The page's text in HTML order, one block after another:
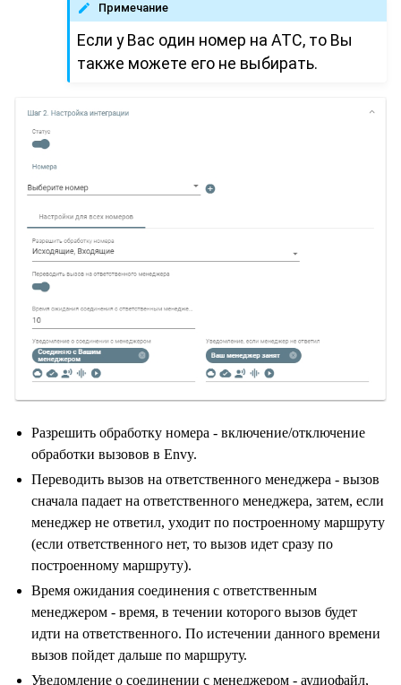
Примечание
Если у Вас один номер на АТС, то Вы
также можете его не выбирать.
Разрешить обработку номера - включение/отключение
обработки вызовов в Envy.
Переводить вызов на ответственного менеджера - вызов
сначала падает на ответственного менеджера, затем, если
менеджер не ответил, уходит по построенному маршруту
(если ответственного нет, то вызов идет сразу по
построенному маршруту).
Время ожидания соединения с ответственным
менеджером - время, в течении которого вызов будет
идти на ответственного. По истечении данного времени
вызов пойдет дальше по маршруту.
Уведомление о соединении с менеджером - аудиофайл,